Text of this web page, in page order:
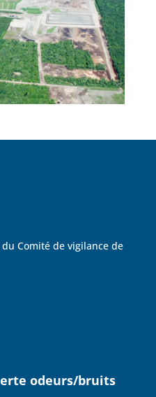
Comité de vigilance de
odeurs/bruits